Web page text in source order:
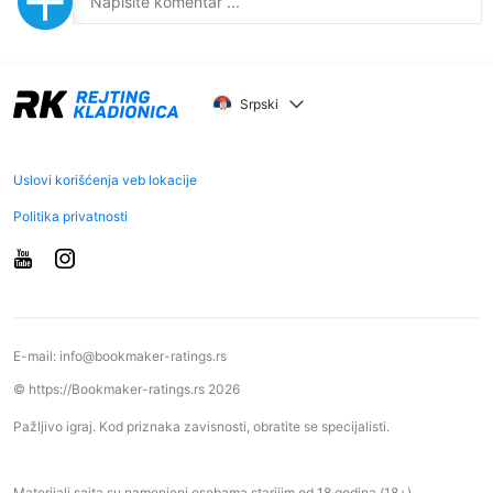
Srpski
Uslovi korišćenja veb lokacije
Politika privatnosti
E-mail: info@bookmaker-ratings.rs
© https://Bookmaker-ratings.rs 2026
Pažljivo igraj. Kod priznaka zavisnosti, obratite se specijalisti.